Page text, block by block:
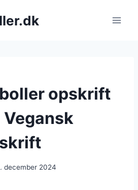
opskrift
december 2024